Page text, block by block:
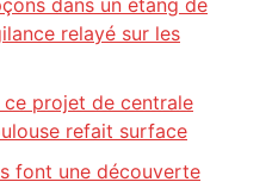
dans un étang de
relayé sur les
projet de centrale
refait surface
font une découverte